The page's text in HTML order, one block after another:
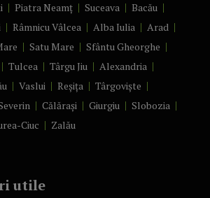
Piatra Neamț Suceava
Bacău
Râmnicu Vâlcea Alba Iulia
Arad
Satu Mare
Sfântu Gheorghe
Tulcea Târgu Jiu
Alexandria
Vaslui Reșița
Târgoviște
Călărași Giurgiu
Slobozia
Ciuc Zalău
utile